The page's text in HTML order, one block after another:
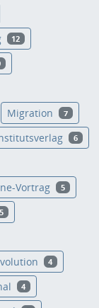
12
Migration 7
6
Vortrag 5
5
4
4